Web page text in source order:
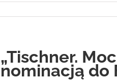
„Tischner.
nominacją do